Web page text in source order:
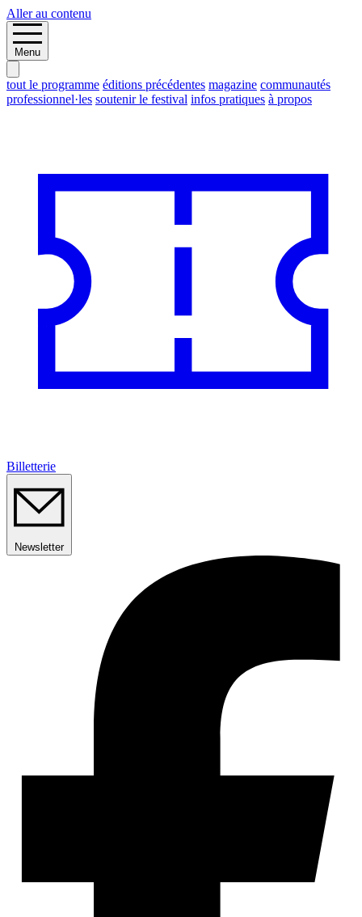
Aller au contenu
Menu
tout le programme éditions précédentes magazine communautés
professionnel·les soutenir le festival infos pratiques à propos
Billetterie
Newsletter